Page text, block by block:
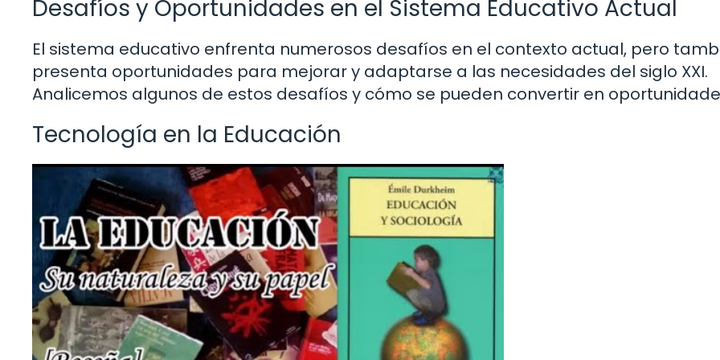
Desafíos y Oportunidades en el Sistema Educativo Actual
El sistema educativo enfrenta numerosos desafíos en el contexto actual, pero
presenta oportunidades para mejorar y adaptarse a las necesidades del siglo XXI.
Analicemos algunos de estos desafíos y cómo se pueden convertir en
Tecnología en la Educación